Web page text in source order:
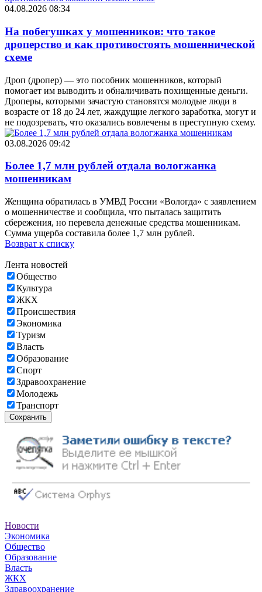
04.08.2026 08:34
На побегушках у мошенников: что такое
дроперство и как противостоять мошеннической
схеме
Дроп (дропер) — это пособник мошенников, который
помогает им выводить и обналичивать похищенные деньги.
Дроперы, которыми зачастую становятся молодые люди в
возрасте от 18 до 24 лет, жаждущие легкого заработка, могут и
не подозревать, что оказались вовлечены в преступную схему.
03.08.2026 09:42
Более 1,7 млн рублей отдала вологжанка
мошенникам
Женщина обратилась в УМВД России «Вологда» с заявлением
о мошенничестве и сообщила, что пыталась защитить
сбережения, но перевела денежные средства мошенникам.
Сумма ущерба составила более 1,7 млн рублей.
Возврат к списку
Лента новостей
Общество
Культура
ЖКХ
Происшествия
Экономика
Туризм
Власть
Образование
Спорт
Здравоохранение
Молодежь
Транспорт
Сохранить
Новости
Экономика
Общество
Образование
Власть
ЖКХ
Здравоохранение